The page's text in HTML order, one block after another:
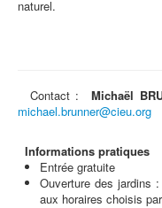
naturel.
Contact : Michaël
michael.brunner@cieu.org
Informations pratiques
Entrée gratuite
Ouverture des jardins
aux horaires choisis